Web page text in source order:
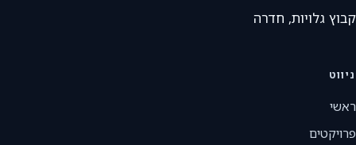
קבוץ גלויות, חדרה
ניווט
ראשי
פרויקטים